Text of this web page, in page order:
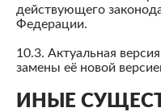
действующего
Федерации.
10.3. Актуальная
замены её новой
ИНЫЕ